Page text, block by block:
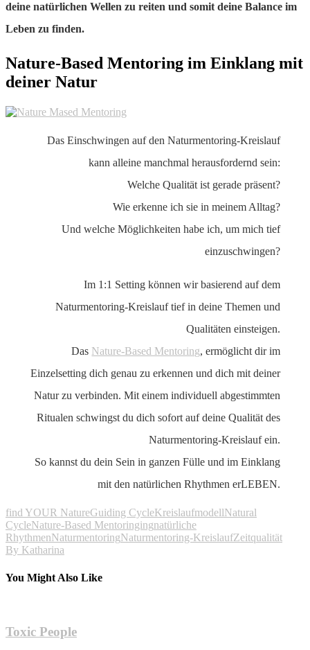
deine natürlichen Wellen zu reiten und somit deine Balance im
Leben zu finden.
Nature-Based Mentoring im Einklang mit
deiner Natur
Das Einschwingen auf den Naturmentoring-Kreislauf
kann alleine manchmal herausfordernd sein:
Welche Qualität ist gerade präsent?
Wie erkenne ich sie in meinem Alltag?
Und welche Möglichkeiten habe ich, um mich tief
einzuschwingen?
Im 1:1 Setting können wir basierend auf dem
Naturmentoring-Kreislauf tief in deine Themen und
Qualitäten einsteigen.
Das Nature-Based Mentoring, ermöglicht dir im
Einzelsetting dich genau zu erkennen und dich mit deiner
Natur zu verbinden. Mit einem individuell abgestimmten
Ritualen schwingst du dich sofort auf deine Qualität des
Naturmentoring-Kreislauf ein.
So kannst du dein Sein in ganzen Fülle und im Einklang
mit den natürlichen Rhythmen erLEBEN.
find YOUR NatureGuiding CycleKreislaufmodellNatural
CycleNature-Based Mentoringingnatürliche
RhythmenNaturmentoringNaturmentoring-KreislaufZeitqualität
By Katharina
You Might Also Like
Toxic People